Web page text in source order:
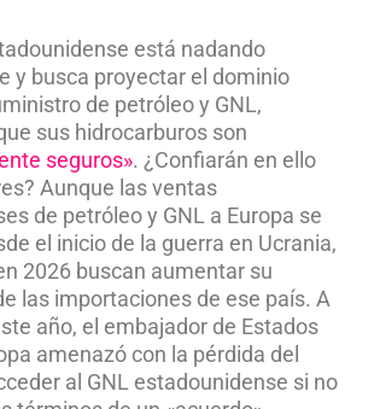
está nadando
y busca proyectar el dominio
de petróleo y GNL,
sus hidrocarburos son
seguros». ¿Confiarán en ello
Aunque las ventas
de petróleo y GNL a Europa se
el inicio de la guerra en Ucrania,
2026 buscan aumentar su
las importaciones de ese país. A
año, el embajador de Estados
amenazó con la pérdida del
al GNL estadounidense si no